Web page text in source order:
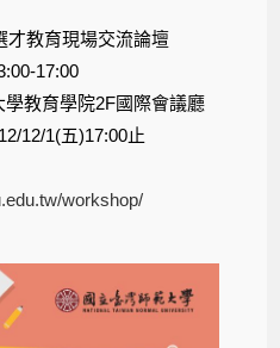
才教育現場交流論壇
17:00
教育學院2F國際會議廳
12/1(五)17:00止
workshop/